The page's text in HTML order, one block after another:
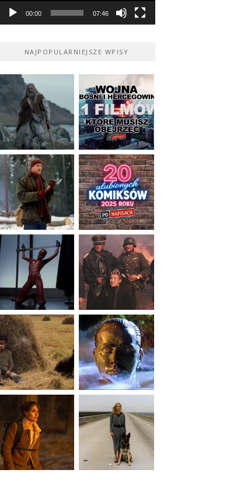
00:00 07:46
NAJPOPULARNIEJSZE WPISY